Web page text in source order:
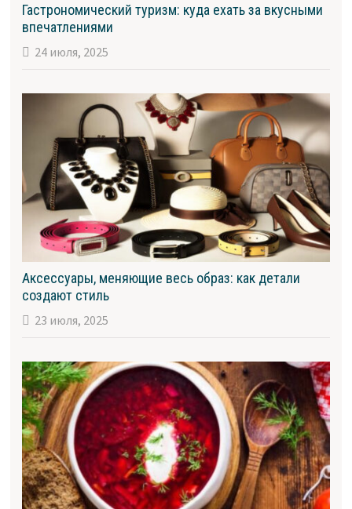
Гастрономический туризм: куда ехать за вкусными
впечатлениями
24 июля, 2025
Аксессуары, меняющие весь образ: как детали
создают стиль
23 июля, 2025